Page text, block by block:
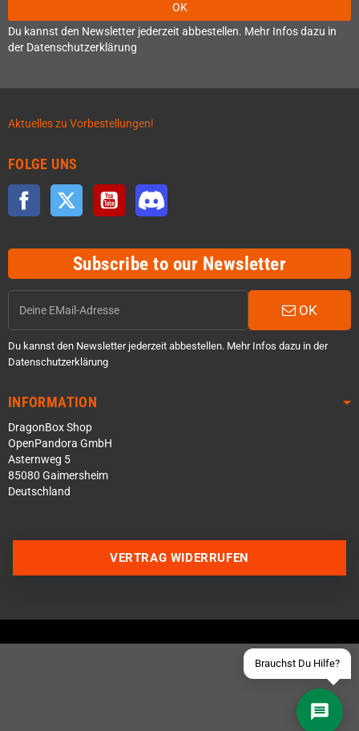
OK
Du kannst den Newsletter jederzeit abbestellen. Mehr Infos dazu in
der Datenschutzerklärung
Aktuelles zu Vorbestellungen!
FOLGE UNS
Facebook Twitter YouTube
Subscribe to our Newsletter
OK
Du kannst den Newsletter jederzeit abbestellen. Mehr Infos dazu in der
Datenschutzerklärung
INFORMATION
DragonBox Shop
OpenPandora GmbH
Asternweg 5
85080 Gaimersheim
Deutschland
Brauchst Du Hilfe?
Schick uns eine eMail
VERTRAG WIDERRUFEN